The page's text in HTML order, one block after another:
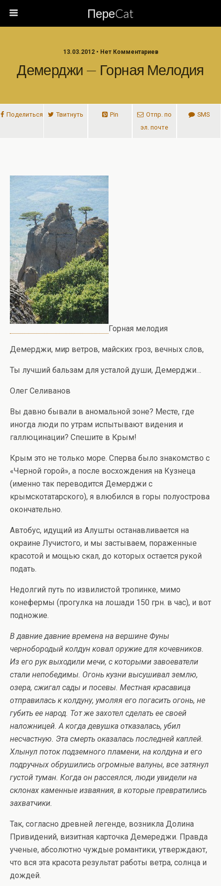
ПереCat
13.03.2012 • Нет Комментариев
Демерджи — Горная Мелодия
Поделиться Твитнуть Pin
Отпр. по
эл. почте
SMS
Горная мелодия
Демерджи, мир ветров, майских гроз, вечных слов,
Ты лучший бальзам для усталой души, Демерджи…
Олег Селиванов
Вы давно бывали в аномальной зоне? Месте, где
иногда люди по утрам испытывают видения и
галлюцинации? Спешите в Крым!
Крым это не только море. Сперва было знакомство с
«Черной горой», а после восхождения на Кузнеца
(именно так переводится Демерджи с
крымскотатарского), я влюбился в горы полуострова
окончательно.
Автобус, идущий из Алушты останавливается на
окраине Лучистого, и мы застываем, пораженные
красотой и мощью скал, до которых остается рукой
подать.
Недолгий путь по извилистой тропинке, мимо
конефермы (прогулка на лошади 150 грн. в час), и вот
подножие.
В давние давние времена на вершине Фуны
чернобородый колдун ковал оружие для кочевников.
Из его рук выходили мечи, с которыми завоеватели
стали непобедимы. Огонь кузни высушивал землю,
озера, сжигал сады и посевы. Местная красавица
отправилась к колдуну, умоляя его погасить огонь, не
губить ее народ. Тот же захотел сделать ее своей
наложницей. А когда девушка отказалась, убил
несчастную. Эта смерть оказалась последней каплей.
Хлынул поток подземного пламени, на колдуна и его
подручных обрушились огромные валуны, все затянул
густой туман. Когда он рассеялся, люди увидели на
склонах каменные изваяния, в которые превратились
захватчики.
Так, согласно древней легенде, возникла Долина
Привидений, визитная карточка Демереджи. Правда
ученые, абсолютно чуждые романтики, утверждают,
что вся эта красота результат работы ветра, солнца и
дождей.